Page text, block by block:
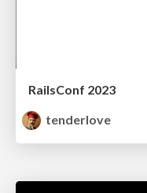
RailsConf 2023
tenderlove